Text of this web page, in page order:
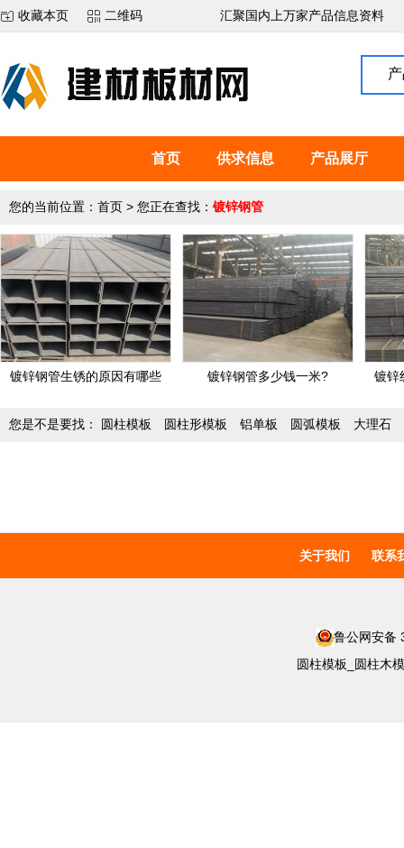
收藏本页 二维码 汇聚国内上万家产品信息资料
首页 供求信息 产品展厅
您的当前位置： 首页 > 您正在查找： 镀锌钢管
镀锌钢管生锈的原因有哪些 镀锌钢管多少钱一米? 镀锌
您是不是要找： 圆柱模板 圆柱形模板 铝单板 圆弧模板 大理石
关于我们 联系
鲁公网安备
圆柱模板_圆柱木